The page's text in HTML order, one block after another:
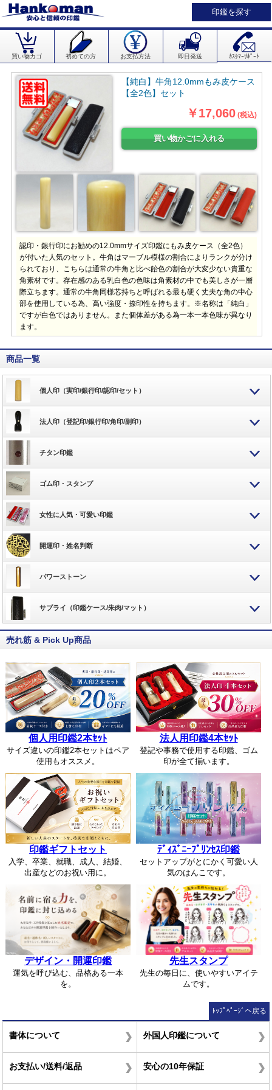
印鑑を探す
買い物カゴ 初めての方 お支払方法 即日発送 ｶｽﾀﾏｰｻﾎﾟｰﾄ
【純白】牛角12.0mmもみ皮ケース
【全2色】セット
￥17,060 (税込)
認印・銀行印にお勧めの12.0mmサイズ印鑑にもみ皮ケース（全2色）
が付いた人気のセット。牛角はマーブル模様の割合によりランクが分け
られており、こちらは通常の牛角と比べ飴色の割合が大変少ない貴重な
角素材です。存在感のある乳白色の色味は角素材の中でも美しさが一層
際立ちます。通常の牛角同様芯持ちと呼ばれる最も硬く丈夫な角の中心
部を使用している為、高い強度・捺印性を持ちます。※名称は「純白」
ですが白色ではありません。また個体差がある為一本一本色味が異なり
ます。
商品一覧
個人印（実印/銀行印/認印/セット）
法人印（登記印/銀行印/角印/副印）
チタン印鑑
ゴム印・スタンプ
女性に人気・可愛い印鑑
開運印・姓名判断
パワーストーン
サプライ（印鑑ケース/朱肉/マット）
売れ筋 & Pick Up商品
個人用印鑑2本ｾｯﾄ
サイズ違いの印鑑2本セットはペア
使用もオススメ。
法人用印鑑4本ｾｯﾄ
登記や事務で使用する印鑑、ゴム
印が全て揃います。
印鑑ギフトセット
入学、卒業、就職、成人、結婚、
出産などのお祝い用に。
ﾃﾞｨｽﾞﾆｰﾌﾟﾘﾝｾｽ印鑑
セットアップがとにかく可愛い人
気のはんこです。
デザイン・開運印鑑
運気を呼び込む、品格ある一本
を。
先生スタンプ
先生の毎日に、使いやすいアイテ
ムです。
ﾄｯﾌﾟﾍﾟｰｼﾞへ戻る
書体について 外国人印鑑について
お支払い/送料/返品 安心の10年保証